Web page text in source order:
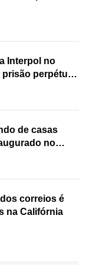
Interpol no
prisão perpétua
de casas
no
correios é
na Califórnia